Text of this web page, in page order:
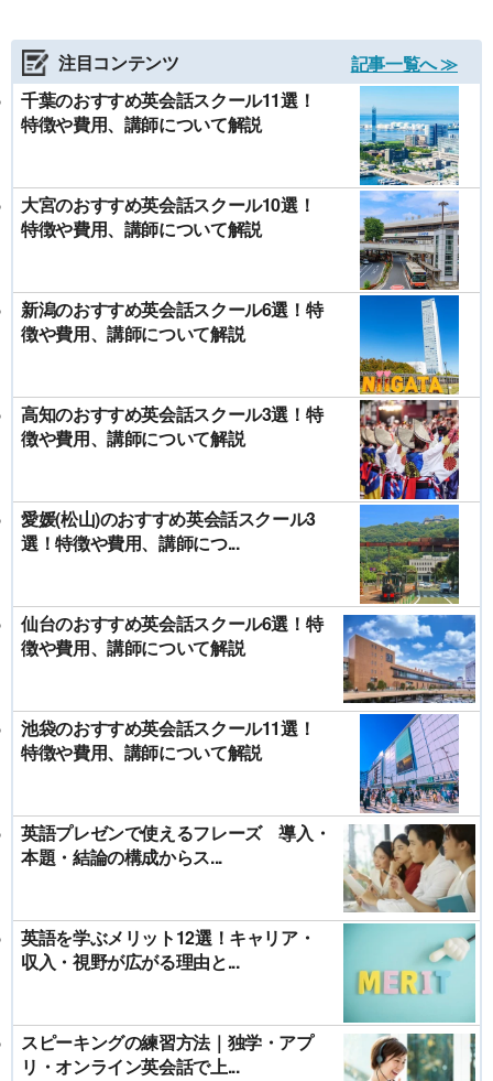
注目コンテンツ
記事一覧へ ≫
千葉のおすすめ英会話スクール11選！
特徴や費用、講師について解説
大宮のおすすめ英会話スクール10選！
特徴や費用、講師について解説
新潟のおすすめ英会話スクール6選！特
徴や費用、講師について解説
高知のおすすめ英会話スクール3選！特
徴や費用、講師について解説
愛媛(松山)のおすすめ英会話スクール3
選！特徴や費用、講師につ...
仙台のおすすめ英会話スクール6選！特
徴や費用、講師について解説
池袋のおすすめ英会話スクール11選！
特徴や費用、講師について解説
英語プレゼンで使えるフレーズ 導入・
本題・結論の構成からス...
英語を学ぶメリット12選！キャリア・
収入・視野が広がる理由と...
スピーキングの練習方法｜独学・アプ
リ・オンライン英会話で上...